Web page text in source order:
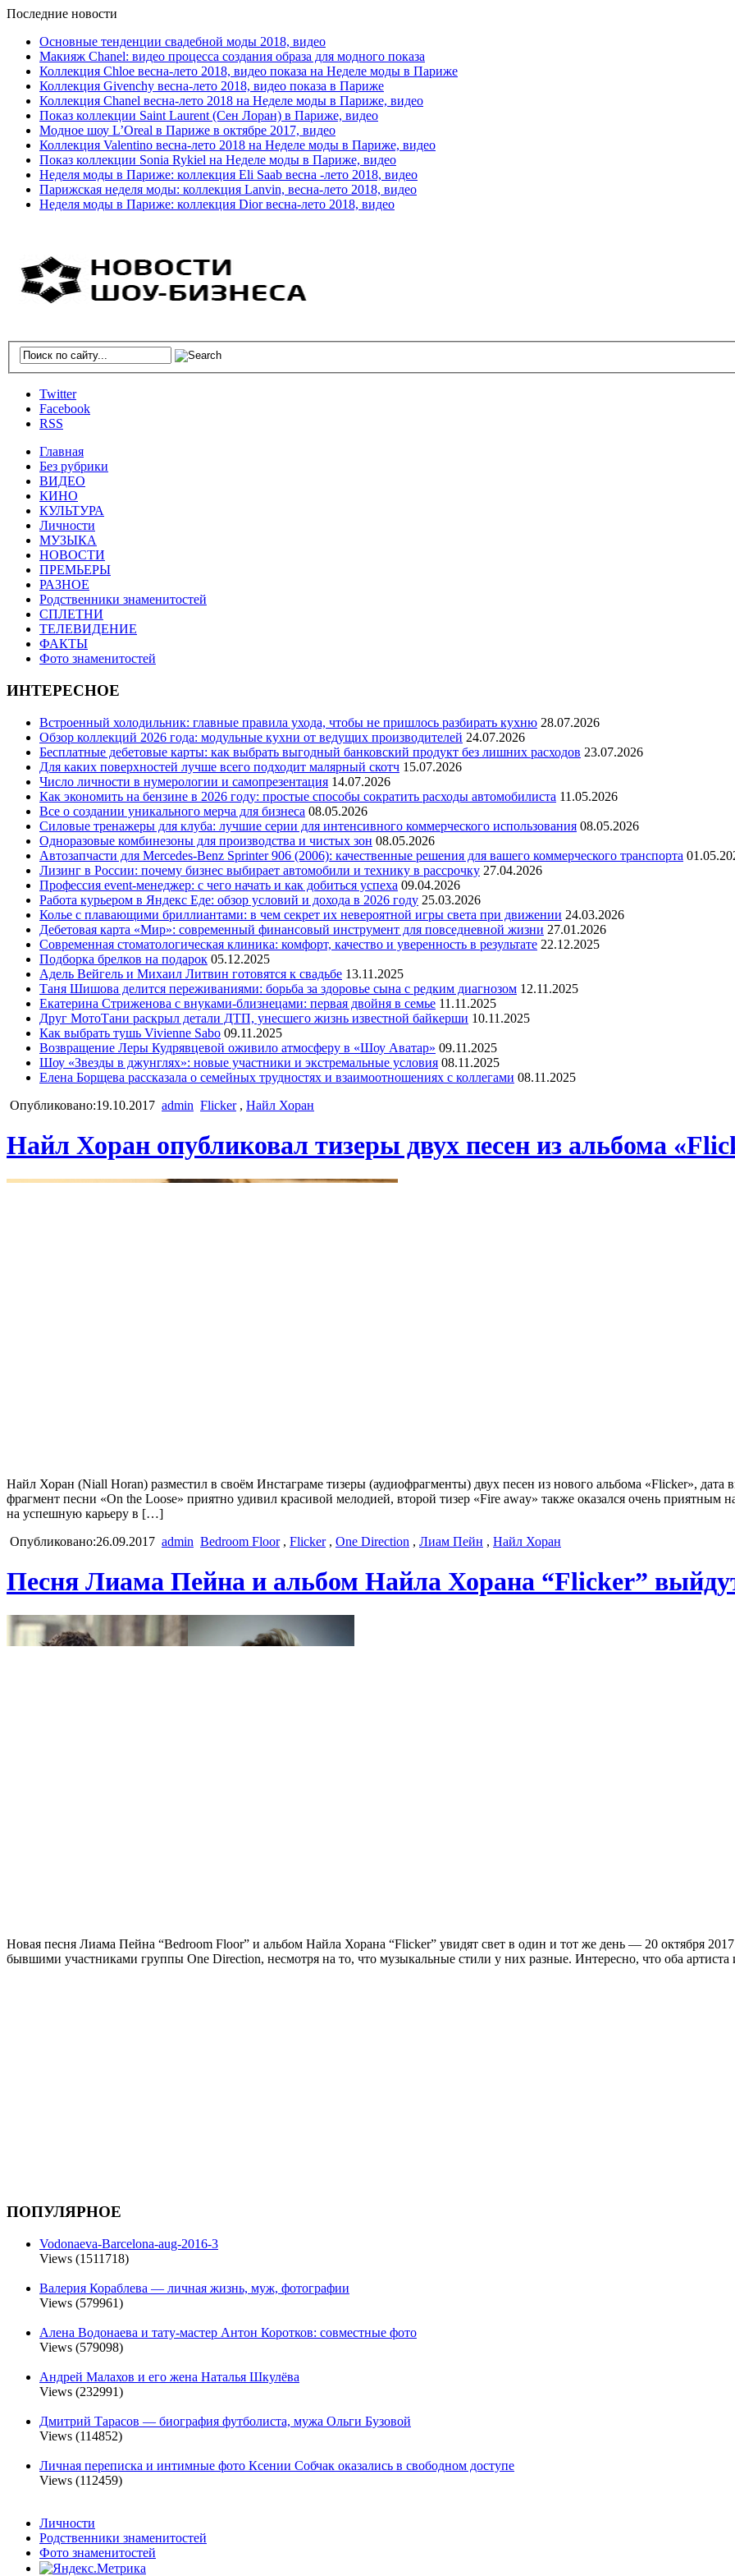
Последние новости
Основные тенденции свадебной моды 2018, видео
Макияж Chanel: видео процесса создания образа для модного показа
Коллекция Chloe весна-лето 2018, видео показа на Неделе моды в Париже
Коллекция Givenchy весна-лето 2018, видео показа в Париже
Коллекция Chanel весна-лето 2018 на Неделе моды в Париже, видео
Показ коллекции Saint Laurent (Сен Лоран) в Париже, видео
Модное шоу L’Oreal в Париже в октябре 2017, видео
Коллекция Valentino весна-лето 2018 на Неделе моды в Париже, видео
Показ коллекции Sonia Rykiel на Неделе моды в Париже, видео
Неделя моды в Париже: коллекция Eli Saab весна -лето 2018, видео
Парижская неделя моды: коллекция Lanvin, весна-лето 2018, видео
Неделя моды в Париже: коллекция Dior весна-лето 2018, видео
Twitter
Facebook
RSS
Главная
Без рубрики
ВИДЕО
КИНО
КУЛЬТУРА
Личности
МУЗЫКА
НОВОСТИ
ПРЕМЬЕРЫ
РАЗНОЕ
Родственники знаменитостей
СПЛЕТНИ
ТЕЛЕВИДЕНИЕ
ФАКТЫ
Фото знаменитостей
ИНТЕРЕСНОЕ
Встроенный холодильник: главные правила ухода, чтобы не пришлось разбирать кухню 28.07.2026
Обзор коллекций 2026 года: модульные кухни от ведущих производителей 24.07.2026
Бесплатные дебетовые карты: как выбрать выгодный банковский продукт без лишних расходов 23.07.2026
Для каких поверхностей лучше всего подходит малярный скотч 15.07.2026
Число личности в нумерологии и самопрезентация 14.07.2026
Как экономить на бензине в 2026 году: простые способы сократить расходы автомобилиста 11.05.2026
Все о создании уникального мерча для бизнеса 08.05.2026
Силовые тренажеры для клуба: лучшие серии для интенсивного коммерческого использования 08.05.2026
Одноразовые комбинезоны для производства и чистых зон 08.05.2026
Автозапчасти для Mercedes-Benz Sprinter 906 (2006): качественные решения для вашего коммерческого транспорта
Лизинг в России: почему бизнес выбирает автомобили и технику в рассрочку 27.04.2026
Профессия event-менеджер: с чего начать и как добиться успеха 09.04.2026
Работа курьером в Яндекс Еде: обзор условий и дохода в 2026 году 25.03.2026
Колье с плавающими бриллиантами: в чем секрет их невероятной игры света при движении 24.03.2026
Дебетовая карта «Мир»: современный финансовый инструмент для повседневной жизни 27.01.2026
Современная стоматологическая клиника: комфорт, качество и уверенность в результате 22.12.2025
Подборка брелков на подарок 05.12.2025
Адель Вейгель и Михаил Литвин готовятся к свадьбе 13.11.2025
Таня Шишова делится переживаниями: борьба за здоровье сына с редким диагнозом 12.11.2025
Екатерина Стриженова с внуками-близнецами: первая двойня в семье 11.11.2025
Друг МотоТани раскрыл детали ДТП, унесшего жизнь известной байкерши 10.11.2025
Как выбрать тушь Vivienne Sabo 09.11.2025
Возвращение Леры Кудрявцевой оживило атмосферу в «Шоу Аватар» 09.11.2025
Шоу «Звезды в джунглях»: новые участники и экстремальные условия 08.11.2025
Елена Борщева рассказала о семейных трудностях и взаимоотношениях с коллегами 08.11.2025
Опубликовано:19.10.2017 admin Flicker, Найл Хоран
Найл Хоран опубликовал тизеры двух песен из альбома
Найл Хоран (Niall Horan) разместил в своём Инстаграме тизеры (аудиофрагменты) двух песен из нового альбома «Flicker»,
фрагмент песни «On the Loose» приятно удивил красивой мелодией, второй тизер «Fire away» также оказался очень
на успешную карьеру в […]
Опубликовано:26.09.2017 admin Bedroom Floor, Flicker, One Direction , Лиам Пейн , Найл Хоран
Песня Лиама Пейна и альбом Найла Хорана “Flicker”
Новая песня Лиама Пейна “Bedroom Floor” и альбом Найла Хорана “Flicker” увидят свет в один и тот же день — 20 октября
бывшими участниками группы One Direction, несмотря на то, что музыкальные стили у них разные. Интересно, что оба
ПОПУЛЯРНОЕ
Vodonaeva-Barcelona-aug-2016-3
Views (1511718)
Валерия Кораблева — личная жизнь, муж, фотографии
Views (579961)
Алена Водонаева и тату-мастер Антон Коротков: совместные фото
Views (579098)
Андрей Малахов и его жена Наталья Шкулёва
Views (232991)
Дмитрий Тарасов — биография футболиста, мужа Ольги Бузовой
Views (114852)
Личная переписка и интимные фото Ксении Собчак оказались в свободном доступе
Views (112459)
Личности
Родственники знаменитостей
Фото знаменитостей